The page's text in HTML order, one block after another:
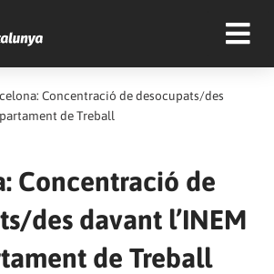
Concentració de desocupats/des
de Treball
Concentració de
des davant l’INEM
de Treball